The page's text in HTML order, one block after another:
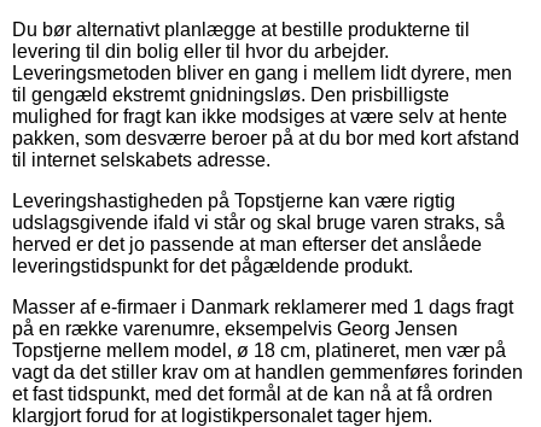
Du bør alternativt planlægge at bestille produkterne til
levering til din bolig eller til hvor du arbejder.
Leveringsmetoden bliver en gang i mellem lidt dyrere, men
til gengæld ekstremt gnidningsløs. Den prisbilligste
mulighed for fragt kan ikke modsiges at være selv at hente
pakken, som desværre beroer på at du bor med kort afstand
til internet selskabets adresse.
Leveringshastigheden på Topstjerne kan være rigtig
udslagsgivende ifald vi står og skal bruge varen straks, så
herved er det jo passende at man efterser det anslåede
leveringstidspunkt for det pågældende produkt.
Masser af e-firmaer i Danmark reklamerer med 1 dags fragt
på en række varenumre, eksempelvis Georg Jensen
Topstjerne mellem model, ø 18 cm, platineret, men vær på
vagt da det stiller krav om at handlen gemmenføres forinden
et fast tidspunkt, med det formål at de kan nå at få ordren
klargjort forud for at logistikpersonalet tager hjem.